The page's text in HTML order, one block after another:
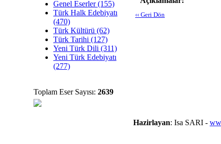
Genel Eserler (155)
Türk Halk Edebiyatı
(470)
Türk Kültürü (62)
Türk Tarihi (127)
Yeni Türk Dili (311)
Yeni Türk Edebiyatı
(277)
Toplam Eser Sayısı: 2639
‹‹ Geri Dön
Hazirlayan: Isa SARI -